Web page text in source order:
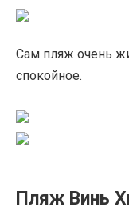
Сам пляж очень
спокойное.
Пляж Винь